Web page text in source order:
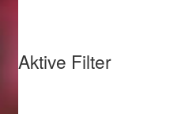
Startseite
Aktive Filter